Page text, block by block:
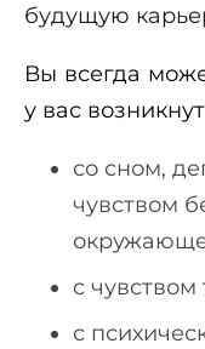
будущую
Вы всегда
у вас
со сном,
чувством
с чувством
с